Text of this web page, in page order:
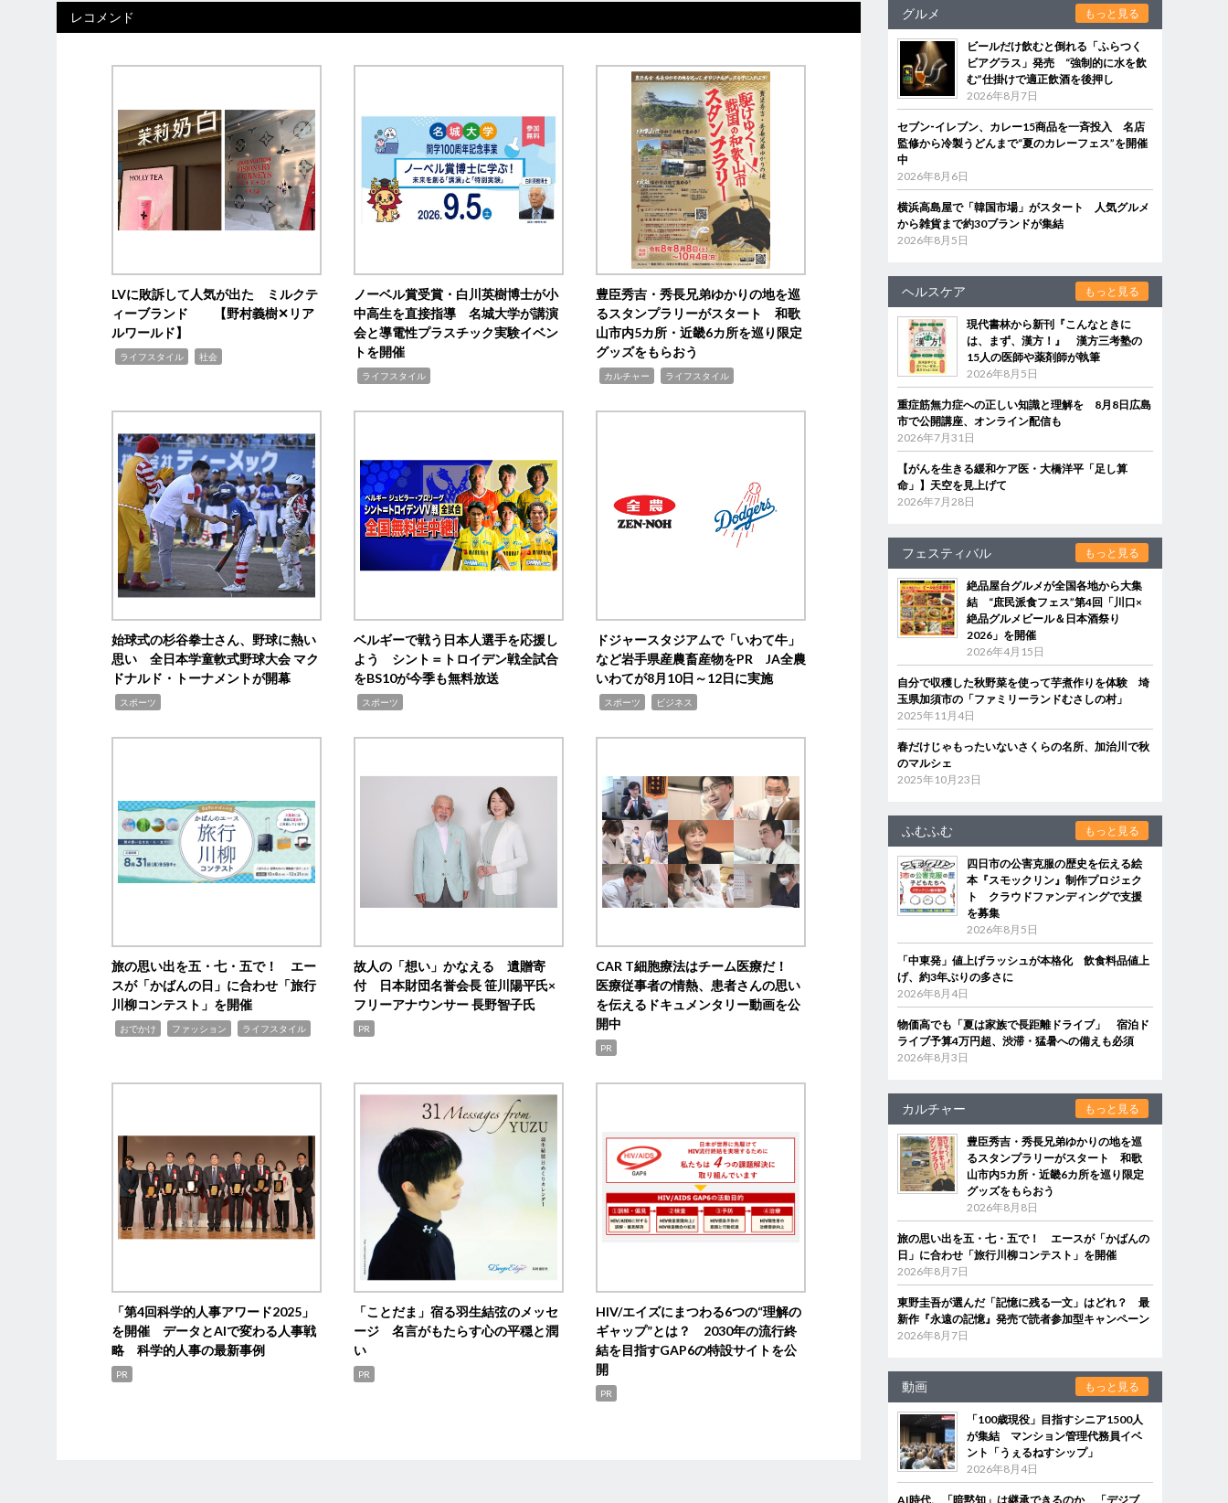
レコメンド
LVに敗訴して人気が出た ミルクテ
ィーブランド 【野村義樹✕リア
ルワールド】
ライフスタイル 社会
ノーベル賞受賞・白川英樹博士が小
中高生を直接指導 名城大学が講演
会と導電性プラスチック実験イベン
トを開催
ライフスタイル
豊臣秀吉・秀長兄弟ゆかりの地を巡
るスタンプラリーがスタート 和歌
山市内5カ所・近畿6カ所を巡り限定
グッズをもらおう
カルチャー ライフスタイル
始球式の杉谷拳士さん、野球に熱い
思い 全日本学童軟式野球大会 マク
ドナルド・トーナメントが開幕
スポーツ
ベルギーで戦う日本人選手を応援し
よう シント＝トロイデン戦全試合
をBS10が今季も無料放送
スポーツ
ドジャースタジアムで「いわて牛」
など岩手県産農畜産物をPR JA全農
いわてが8月10日～12日に実施
スポーツ ビジネス
旅の思い出を五・七・五で！ エー
スが「かばんの日」に合わせ「旅行
川柳コンテスト」を開催
おでかけ ファッション ライフスタイル
故人の「想い」かなえる 遺贈寄
付 日本財団名誉会長 笹川陽平氏×
フリーアナウンサー 長野智子氏
PR
CAR T細胞療法はチーム医療だ！
医療従事者の情熱、患者さんの思い
を伝えるドキュメンタリー動画を公
開中
PR
「第4回科学的人事アワード2025」
を開催 データとAIで変わる人事戦
略 科学的人事の最新事例
PR
「ことだま」宿る羽生結弦のメッセ
ージ 名言がもたらす心の平穏と潤
い
PR
HIV/エイズにまつわる6つの“理解の
ギャップ”とは？ 2030年の流行終
結を目指すGAP6の特設サイトを公
開
PR
グルメ もっと見る
ビールだけ飲むと倒れる「ふらつく
ビアグラス」発売 “強制的に水を飲
む”仕掛けで適正飲酒を後押し
2026年8月7日
セブン‐イレブン、カレー15商品を一斉投入 名店
監修から冷製うどんまで“夏のカレーフェス”を開催
中
2026年8月6日
横浜高島屋で「韓国市場」がスタート 人気グルメ
から雑貨まで約30ブランドが集結
2026年8月5日
ヘルスケア もっと見る
現代書林から新刊『こんなときに
は、まず、漢方！』 漢方三考塾の
15人の医師や薬剤師が執筆
2026年8月5日
重症筋無力症への正しい知識と理解を 8月8日広島
市で公開講座、オンライン配信も
2026年7月31日
【がんを生きる緩和ケア医・大橋洋平「足し算
命」】天空を見上げて
2026年7月28日
フェスティバル もっと見る
絶品屋台グルメが全国各地から大集
結 “庶民派食フェス”第4回「川口×
絶品グルメビール＆日本酒祭り
2026」を開催
2026年4月15日
自分で収穫した秋野菜を使って芋煮作りを体験 埼
玉県加須市の「ファミリーランドむさしの村」
2025年11月4日
春だけじゃもったいないさくらの名所、加治川で秋
のマルシェ
2025年10月23日
ふむふむ もっと見る
四日市の公害克服の歴史を伝える絵
本『スモックリン』制作プロジェク
ト クラウドファンディングで支援
を募集
2026年8月5日
「中東発」値上げラッシュが本格化 飲食料品値上
げ、約3年ぶりの多さに
2026年8月4日
物価高でも「夏は家族で長距離ドライブ」 宿泊ド
ライブ予算4万円超、渋滞・猛暑への備えも必須
2026年8月3日
カルチャー もっと見る
豊臣秀吉・秀長兄弟ゆかりの地を巡
るスタンプラリーがスタート 和歌
山市内5カ所・近畿6カ所を巡り限定
グッズをもらおう
2026年8月8日
旅の思い出を五・七・五で！ エースが「かばんの
日」に合わせ「旅行川柳コンテスト」を開催
2026年8月7日
東野圭吾が選んだ「記憶に残る一文」はどれ？ 最
新作『永遠の記憶』発売で読者参加型キャンペーン
2026年8月7日
動画 もっと見る
「100歳現役」目指すシニア1500人
が集結 マンション管理代務員イベ
ント「うぇるねすシップ」
2026年8月4日
AI時代、「暗黙知」は継承できるのか 「デジブ